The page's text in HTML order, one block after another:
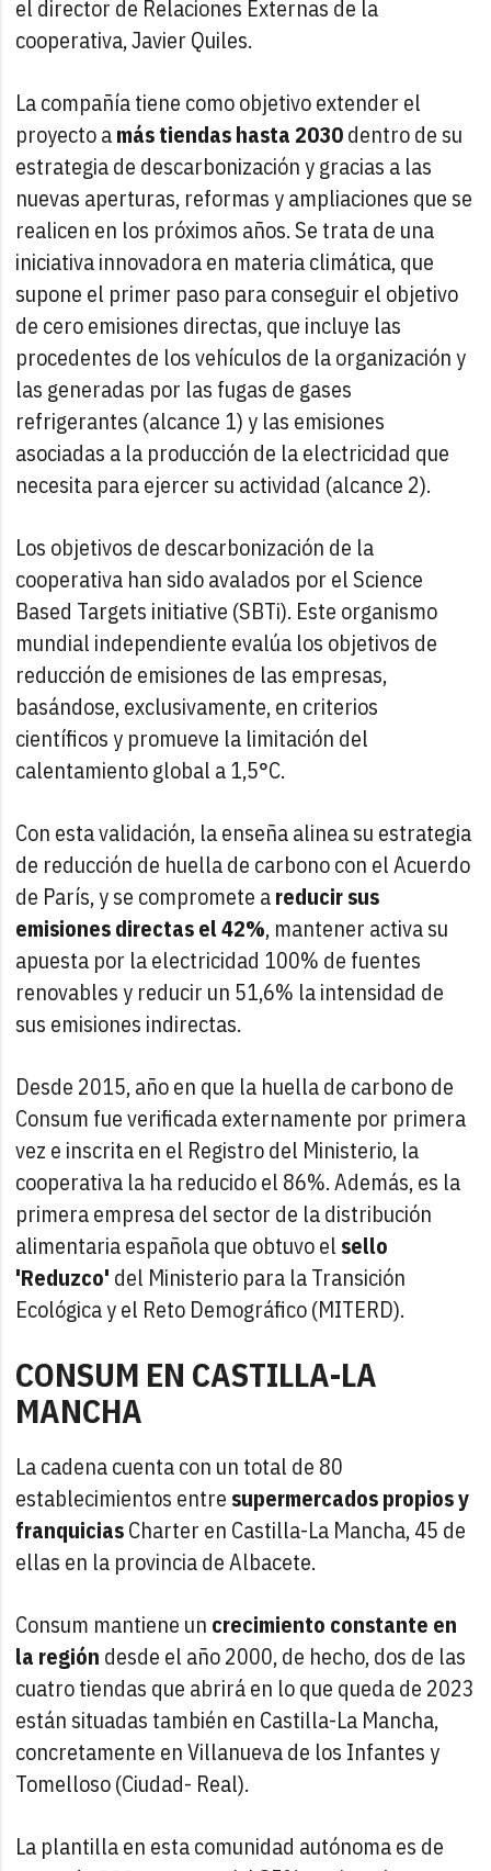
el director de Relaciones Externas de la
cooperativa, Javier Quiles.
La compañía tiene como objetivo extender el
proyecto amás tiendas hasta 2030dentro de su
estrategia de descarbonización y gracias a las
nuevas aperturas, reformas y ampliaciones que se
realicen en los próximos años. Se trata de una
iniciativa innovadora en materia climática, que
supone el primer paso para conseguir el objetivo
de cero emisiones directas, que incluye las
procedentes de los vehículos de la organización y
las generadas por las fugas de gases
refrigerantes (alcance 1) y las emisiones
asociadas a la producción de la electricidad que
necesita para ejercer su actividad (alcance 2).
Los objetivos de descarbonización de la
cooperativa han sido avalados por el Science
Based Targets initiative (SBTi). Este organismo
mundial independiente evalúa los objetivos de
reducción de emisiones de las empresas,
basándose, exclusivamente, en criterios
científicos y promueve la limitación del
calentamiento global a 1,5°C.
Con esta validación, la enseña alinea su estrategia
de reducción de huella de carbono con el Acuerdo
de París, y se compromete areducir sus
emisiones directas el 42%, mantener activa su
apuesta por la electricidad 100% de fuentes
renovables y reducir un 51,6% la intensidad de
sus emisiones indirectas.
Desde 2015, año en que la huella de carbono de
Consum fue verificada externamente por primera
vez e inscrita en el Registro del Ministerio, la
cooperativa la ha reducido el 86%. Además, es la
primera empresa del sector de la distribución
alimentaria española que obtuvo el sello
'Reduzco' del Ministerio para la Transición
Ecológica y el Reto Demográfico (MITERD).
CONSUM EN CASTILLA-LA
MANCHA
La cadena cuenta con un total de 80
establecimientos entre supermercados propios y
franquiciasCharter en Castilla-La Mancha, 45 de
ellas en la provincia de Albacete.
Consum mantiene un crecimiento constante en
la región desde el año 2000, de hecho, dos de las
cuatro tiendas que abrirá en lo que queda de 2023
están situadas también en Castilla-La Mancha,
concretamente en Villanueva de los Infantes y
Tomelloso (Ciudad- Real).
La plantilla en esta comunidad autónoma es de